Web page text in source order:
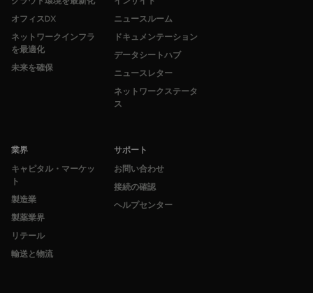
オフィスDX
ネットワークインフラ
を最適化
未来を確保
業界
キャピタル・マーケッ
ト
製造業
製薬業界
リテール
輸送と物流
ニュースルーム
ドキュメンテーション
データシートハブ
ニュースレター
ネットワークステータ
ス
サポート
お問い合わせ
接続の確認
ヘルプセンター